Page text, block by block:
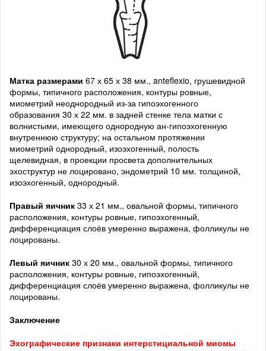
Матка размерами 67 х 65 х 38 мм., anteflexio, грушевидной
формы, типичного расположения, контуры ровные,
миометрий неоднородный из-за гипоэхогенного
образования 30 х 22 мм. в задней стенке тела матки с
волнистыми, имеющего однородную ан-гипоэхогенную
внутреннюю структуру; на остальном протяжении
миометрий однородный, изоэхогенный, полость
щелевидная, в проекции просвета дополнительных
эхоструктур не лоцировано, эндометрий 10 мм. толщиной,
изоэхогенный, однородный.
Правый яичник 33 х 21 мм., овальной формы, типичного
расположения, контуры ровные, гипоэхогенный,
дифференциация слоёв умеренно выражена, фолликулы не
лоцированы.
Левый яичник 30 х 20 мм., овальной формы, типичного
расположения, контуры ровные, гипоэхогенный,
дифференциация слоёв умеренно выражена, фолликулы не
лоцированы.
Заключение
Эхографические признаки интерстициальной миомы